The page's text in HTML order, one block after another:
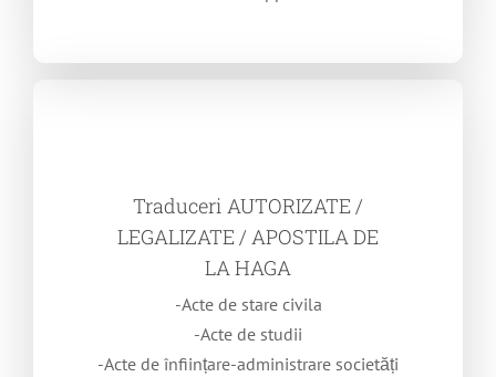
Traduceri AUTORIZATE /
LEGALIZATE / APOSTILA DE
LA HAGA
-Acte de stare civila
-Acte de studii
-Acte de înființare-administrare societăți